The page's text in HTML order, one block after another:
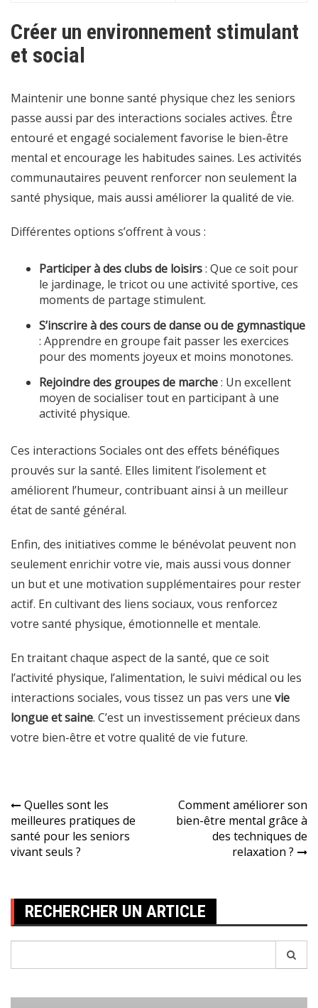
Créer un environnement stimulant
et social
Maintenir une bonne santé physique chez les seniors
passe aussi par des interactions sociales actives. Être
entouré et engagé socialement favorise le bien-être
mental et encourage les habitudes saines. Les activités
communautaires peuvent renforcer non seulement la
santé physique, mais aussi améliorer la qualité de vie.
Différentes options s’offrent à vous :
Participer à des clubs de loisirs: Que ce soit pour
le jardinage, le tricot ou une activité sportive, ces
moments de partage stimulent.
S’inscrire à des cours de danse ou de gymnastique
: Apprendre en groupe fait passer les exercices
pour des moments joyeux et moins monotones.
Rejoindre des groupes de marche: Un excellent
moyen de socialiser tout en participant à une
activité physique.
Ces interactions Sociales ont des effets bénéfiques
prouvés sur la santé. Elles limitent l’isolement et
améliorent l’humeur, contribuant ainsi à un meilleur
état de santé général.
Enfin, des initiatives comme le bénévolat peuvent non
seulement enrichir votre vie, mais aussi vous donner
un but et une motivation supplémentaires pour rester
actif. En cultivant des liens sociaux, vous renforcez
votre santé physique, émotionnelle et mentale.
En traitant chaque aspect de la santé, que ce soit
l’activité physique, l’alimentation, le suivi médical ou les
interactions sociales, vous tissez un pas vers une vie
longue et saine. C’est un investissement précieux dans
votre bien-être et votre qualité de vie future.
Navigation
de
l’article
Quelles sont les
meilleures pratiques de
santé pour les seniors
vivant seuls ?
Comment améliorer son
bien-être mental grâce à
des techniques de
relaxation ?
RECHERCHER UN ARTICLE